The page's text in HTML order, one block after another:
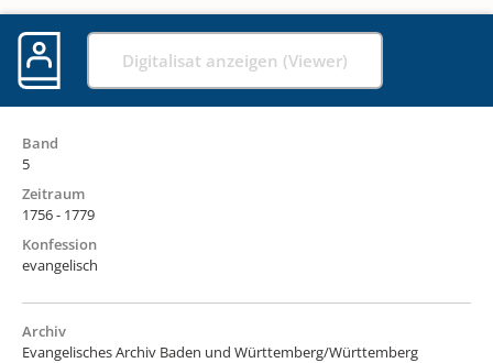
Digitalisat anzeigen (Viewer)
Band
5
Zeitraum
1756 - 1779
Konfession
evangelisch
Archiv
Evangelisches Archiv Baden und Württemberg/Württemberg